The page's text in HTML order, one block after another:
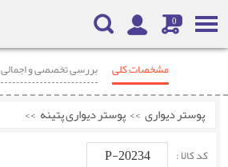
0
مشخصات کلی بررسی تخصصی و اجمالی
محصولات مرتبط
پوستر دیواری >> پوستر دیواری پتینه >>
کد کالا : P-20234